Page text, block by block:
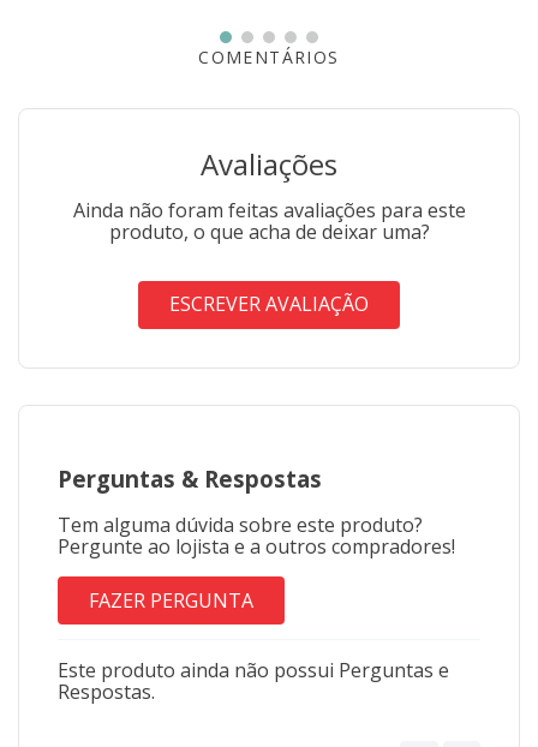
Especificações Técnicas
Dimensões: 70cm x 130cm
Tipo: Toalha felpuda infantil
Conteúdo da Embalagem
1 Toalha de Banho Felpuda Stitch Disney Döhler
"Imagens meramente ilustrativas"
COMENTÁRIOS
Avaliações
Ainda não foram feitas avaliações para este
produto, o que acha de deixar uma?
ESCREVER AVALIAÇÃO
Perguntas & Respostas
Tem alguma dúvida sobre este produto?
Pergunte ao lojista e a outros compradores!
FAZER PERGUNTA
Este produto ainda não possui Perguntas e
Respostas.